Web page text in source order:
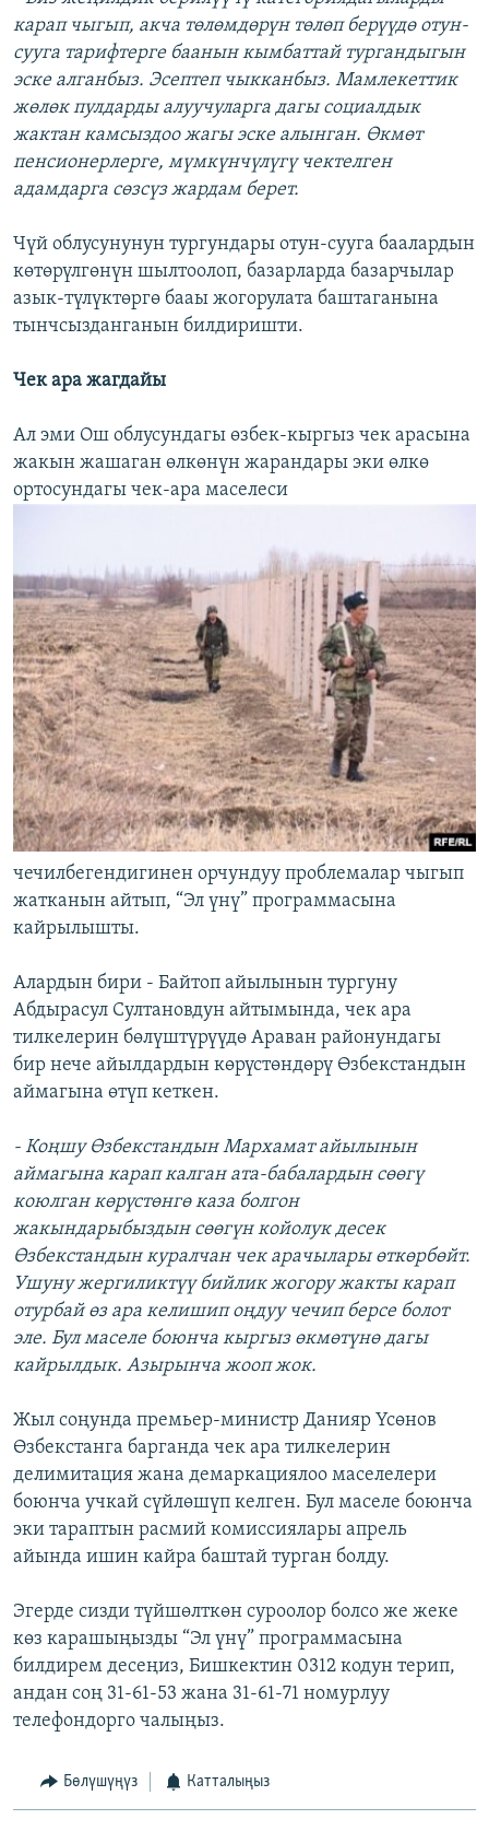
карап чыгып, акча төлөмдөрүн төлөп берүүдө отун-
сууга тарифтерге баанын кымбаттай тургандыгын
эске алганбыз. Эсептеп чыкканбыз. Мамлекеттик
жөлөк пулдарды алуучуларга дагы социалдык
жактан камсыздоо жагы эске алынган. Өкмөт
пенсионерлерге, мүмкүнчүлүгү чектелген
адамдарга сөзсүз жардам берет.
Чүй облусунунун тургундары отун-сууга баалардын
көтөрүлгөнүн шылтоолоп, базарларда базарчылар
азык-түлүктөргө бааы жогорулата баштаганына
тынчсызданганын билдиришти.
Чек ара жагдайы
Ал эми Ош облусундагы өзбек-кыргыз чек арасына
жакын жашаган өлкөнүн жарандары эки өлкө
ортосундагы чек-ара маселеси
чечилбегендигинен орчундуу проблемалар чыгып
жатканын айтып, “Эл үнү” программасына
кайрылышты.
Алардын бири - Байтоп айылынын тургуну
Абдырасул Султановдун айтымында, чек ара
тилкелерин бөлүштүрүүдө Араван районундагы
бир нече айылдардын көрүстөндөрү Өзбекстандын
аймагына өтүп кеткен.
- Коңшу Өзбекстандын Мархамат айылынын
аймагына карап калган ата-бабалардын сөөгү
коюлган көрүстөнгө каза болгон
жакындарыбыздын сөөгүн койолук десек
Өзбекстандын куралчан чек арачылары өткөрбөйт.
Ушуну жергиликтүү бийлик жогору жакты карап
отурбай өз ара келишип оңдуу чечип берсе болот
эле. Бул маселе боюнча кыргыз өкмөтүнө дагы
кайрылдык. Азырынча жооп жок.
Жыл соңунда премьер-министр Данияр Үсөнов
Өзбекстанга барганда чек ара тилкелерин
делимитация жана демаркациялоо маселелери
боюнча учкай сүйлөшүп келген. Бул маселе боюнча
эки тараптын расмий комиссиялары апрель
айында ишин кайра баштай турган болду.
Эгерде сизди түйшөлткөн суроолор болсо же жеке
көз карашыңызды “Эл үнү” программасына
билдирем десеңиз, Бишкектин 0312 кодун терип,
андан соң 31-61-53 жана 31-61-71 номурлуу
телефондорго чалыңыз.
Бөлүшүңүз Катталыңыз